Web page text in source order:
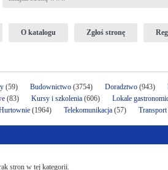
O katalogu Zgłoś stronę
(59) Budownictwo (3754) Doradztwo (943)
(83) Kursy i szkolenia (606) Lokale
(1964) Telekomunikacja (57) Transport
stron w tej kategorii.